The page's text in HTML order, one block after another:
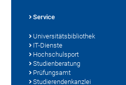
Service
Universitätsbibliothek
IT-Dienste
Hochschulsport
Studienberatung
Prüfungsamt
Studierendenkanzlei